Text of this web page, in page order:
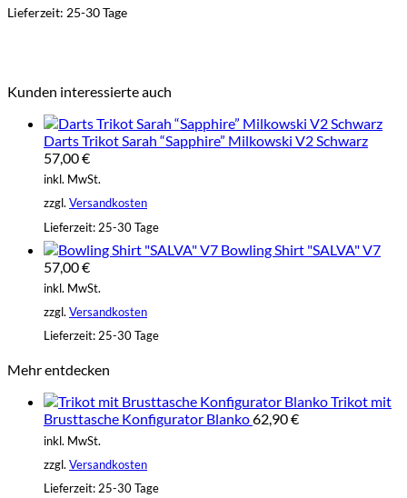
Lieferzeit: 25-30 Tage
Kunden interessierte auch
Darts Trikot Sarah “Sapphire” Milkowski V2 Schwarz
57,00€
inkl. MwSt.
zzgl. Versandkosten
Lieferzeit: 25-30 Tage
Bowling Shirt "SALVA" V7
57,00€
inkl. MwSt.
zzgl. Versandkosten
Lieferzeit:25-30 Tage
Mehr entdecken
Trikot mit
Brusttasche Konfigurator Blanko62,90€
inkl. MwSt.
zzgl. Versandkosten
Lieferzeit: 25-30 Tage